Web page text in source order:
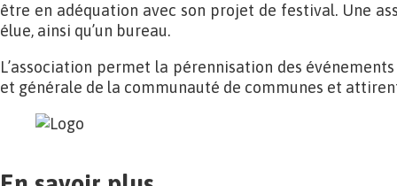
être en adéquation avec son projet de festival. Une
élue, ainsi qu’un bureau.
L’association permet la pérennisation des
et générale de la communauté de communes et